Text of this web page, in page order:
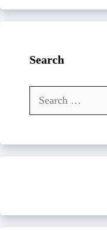
Search
Search
for: